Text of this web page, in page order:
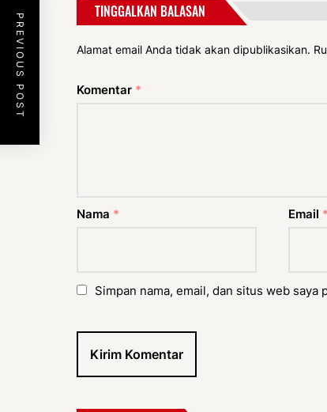
TINGGALKAN BALASAN
Alamat email Anda tidak akan dipublikasikan.
Komentar *
Nama * Email *
Simpan nama, email, dan situs web
PREVIOUS POST